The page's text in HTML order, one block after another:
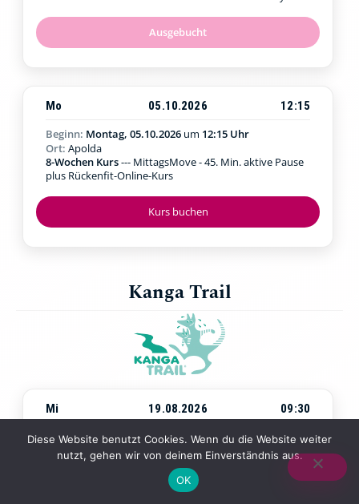
Ausgebucht
Kurs buchen
Mo 05.10.2026
12:15
Beginn: Montag, 05.10.2026 um 12:15 Uhr
Ort: Apolda
8-Wochen Kurs--- MittagsMove - 45. Min. aktive Pause
plus Rückenfit-Online-Kurs
Kanga Trail
Mi 19.08.2026
09:30
Beginn:Mittwoch, 19.08.2026um09:30 Uhr
Ort:Jena Paradies
4-Wochen-Kurs
--- Walking & Kraftübungen in der Natur
Diese Website benutzt Cookies. Wenn du die Website weiter
nutzt, gehen wir von deinem Einverständnis aus.
OK